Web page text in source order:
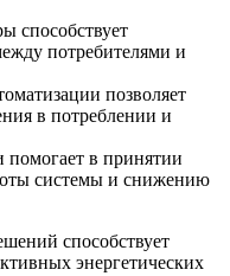
способствует
потребителями и
позволяет
в потреблении и
помогает в принятии
системы и снижению
способствует
энергетических